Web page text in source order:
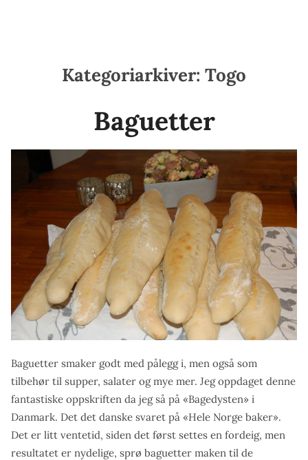
Kategoriarkiver: Togo
Baguetter
Baguetter smaker godt med pålegg i, men også som
tilbehør til supper, salater og mye mer. Jeg oppdaget denne
fantastiske oppskriften da jeg så på «Bagedysten» i
Danmark. Det det danske svaret på «Hele Norge baker».
Det er litt ventetid, siden det først settes en fordeig, men
resultatet er nydelige, sprø baguetter maken til de